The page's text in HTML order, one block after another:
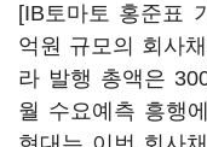
[IB토마토 홍준표
억원 규모의 회사
라 발행 총액은
월 수요예측 흥행